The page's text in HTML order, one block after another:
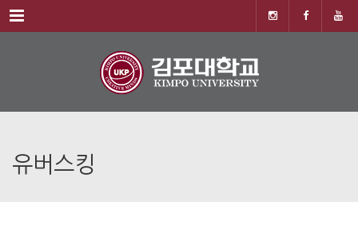
Menu
유버스킹